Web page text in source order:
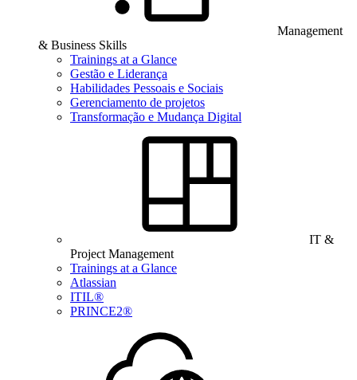
Management
& Business Skills
Trainings at a Glance
Gestão e Liderança
Habilidades Pessoais e Sociais
Gerenciamento de projetos
Transformação e Mudança Digital
IT &
Project Management
Trainings at a Glance
Atlassian
ITIL®
PRINCE2®